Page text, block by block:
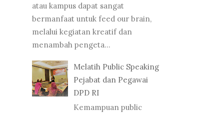
atau kampus dapat sangat
bermanfaat untuk feed our brain,
melalui kegiatan kreatif dan
menambah pengeta...
Melatih Public Speaking
Pejabat dan Pegawai
DPD RI
Kemampuan public